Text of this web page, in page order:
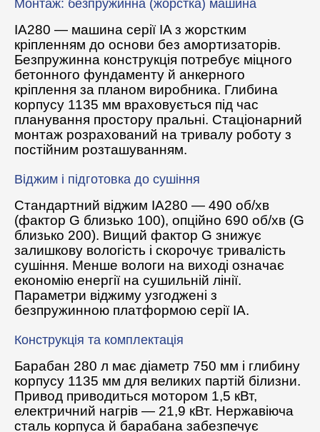
Монтаж: безпружинна (жорстка) машина
IA280 — машина серії IA з жорстким
кріпленням до основи без амортизаторів.
Безпружинна конструкція потребує міцного
бетонного фундаменту й анкерного
кріплення за планом виробника. Глибина
корпусу 1135 мм враховується під час
планування простору пральні. Стаціонарний
монтаж розрахований на тривалу роботу з
постійним розташуванням.
Віджим і підготовка до сушіння
Стандартний віджим IA280 — 490 об/хв
(фактор G близько 100), опційно 690 об/хв (G
близько 200). Вищий фактор G знижує
залишкову вологість і скорочує тривалість
сушіння. Менше вологи на виході означає
економію енергії на сушильній лінії.
Параметри віджиму узгоджені з
безпружинною платформою серії IA.
Конструкція та комплектація
Барабан 280 л має діаметр 750 мм і глибину
корпусу 1135 мм для великих партій білизни.
Привод приводиться мотором 1,5 кВт,
електричний нагрів — 21,9 кВт. Нержавіюча
сталь корпуса й барабана забезпечує